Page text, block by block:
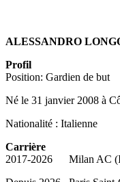
ALESSANDRO
Profil
Position: Gardien de but
Né le 31 janvier 2008 à
Nationalité : Italienne
Carrière
2017-2026 Milan AC